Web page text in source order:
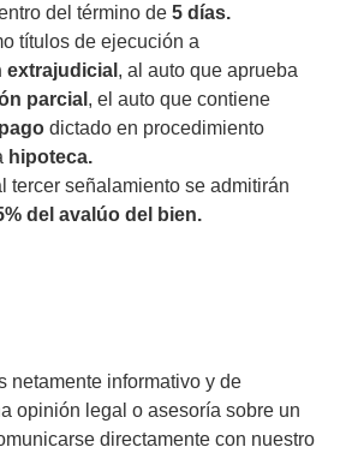
del término de 5 días.
títulos de ejecución a
, al auto que aprueba
parcial , el auto que contiene
dictado en procedimiento
hipoteca.
tercer señalamiento se admitirán
del avalúo del bien.
netamente informativo y de
opinión legal o asesoría sobre un
directamente con nuestro